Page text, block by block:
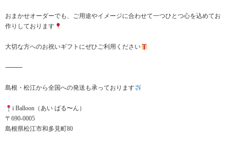
おまかせオーダーでも、ご用途やイメージに合わせて一つひとつ心を込めてお
作りしております
大切な方へのお祝いギフトにぜひご利用ください
⸻
島根・松江から全国への発送も承っております
i Balloon（あい ばる〜ん）
〒690-0005
島根県松江市和多見町80